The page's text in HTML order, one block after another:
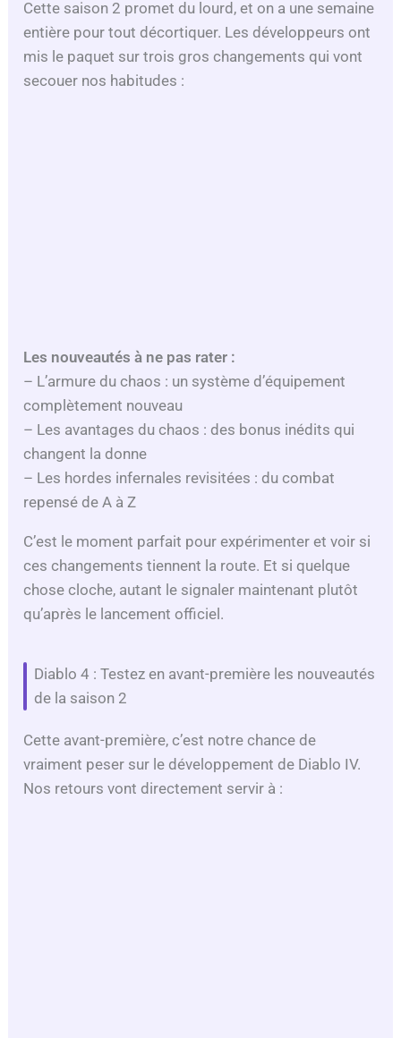
e
Cette saison 2 promet du lourd, et on a une semaine
entière pour tout décortiquer. Les développeurs ont
mis le paquet sur trois gros changements qui vont
secouer nos habitudes :
Les nouveautés à ne pas rater :
– L’armure du chaos : un système d’équipement
complètement nouveau
– Les avantages du chaos : des bonus inédits qui
changent la donne
– Les hordes infernales revisitées : du combat
repensé de A à Z
C’est le moment parfait pour expérimenter et voir si
ces changements tiennent la route. Et si quelque
chose cloche, autant le signaler maintenant plutôt
qu’après le lancement officiel.
Diablo 4 : Testez en avant-première les nouveautés
de la saison 2
Cette avant-première, c’est notre chance de
vraiment peser sur le développement de Diablo IV.
Nos retours vont directement servir à :